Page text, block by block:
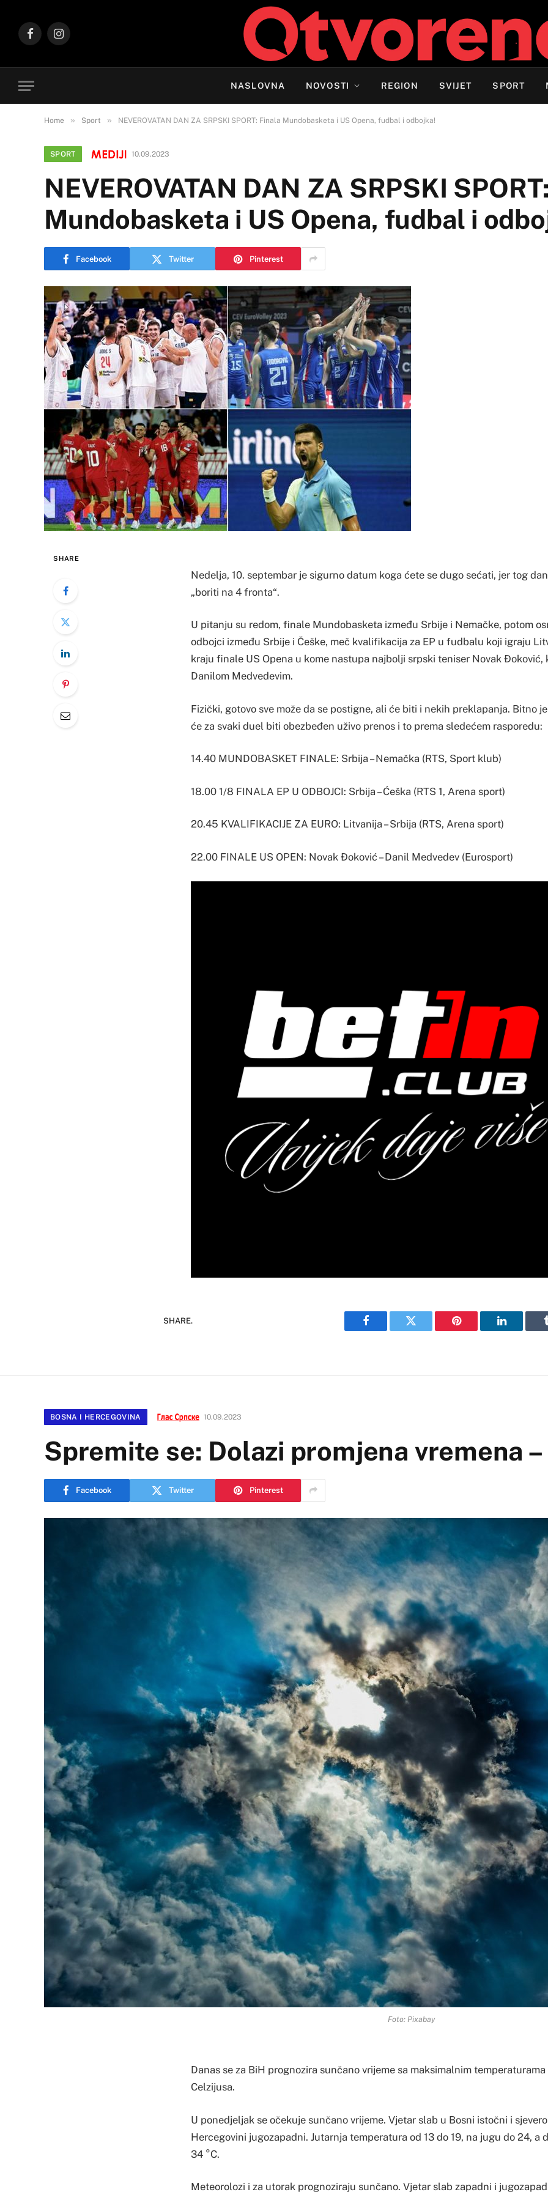
FacebookInstagram
NASLOVNA NOVOSTI REGION SVIJET SPORT
Home » Sport » NEVEROVATAN DAN ZA SRPSKI SPORT: Finala Mundobasketa i US Opena, fudbal i odbojka!
SPORT 10.09.2023
NEVEROVATAN DAN ZA SRPSKI
Mundobasketa i US Opena, fudbal i
Facebook Twitter Pinterest
SHARE
Nedelja, 10. septembar je sigurno datum koga ćete se dugo sećati, jer tog
„boriti na 4 fronta“.
U pitanju su redom, finale Mundobasketa između Srbije i Nemačke, potom
odbojci između Srbije i Češke, meč kvalifikacija za EP u fudbalu koji igraju
kraju finale US Opena u kome nastupa najbolji srpski teniser Novak Đoković,
Danilom Medvedevim.
Fizički, gotovo sve može da se postigne, ali će biti i nekih preklapanja. Bitno
će za svaki duel biti obezbeđen uživo prenos i to prema sledećem rasporedu:
14.40 MUNDOBASKET FINALE: Srbija – Nemačka (RTS, Sport klub)
18.00 1/8 FINALA EP U ODBOJCI: Srbija – Ćeška (RTS 1, Arena sport)
20.45 KVALIFIKACIJE ZA EURO: Litvanija – Srbija (RTS, Arena sport)
22.00 FINALE US OPEN: Novak Đoković – Danil Medvedev (Eurosport)
SHARE.
Facebook Twitter Pinterest LinkedIn
BOSNA I HERCEGOVINA 10.09.2023
Spremite se: Dolazi promjena vremena –
Facebook Twitter Pinterest
Foto: Pixabay
Danas se za BiH prognozira sunčano vrijeme sa maksimalnim
Celzijusa.
U ponedjeljak se očekuje sunčano vrijeme. Vjetar slab u Bosni istočni i
Hercegovini jugozapadni. Jutarnja temperatura od 13 do 19, na jugu do 24, a
34 °C.
Meteorolozi i za utorak prognoziraju sunčano. Vjetar slab zapadni i